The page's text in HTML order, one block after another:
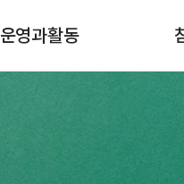
운영과활동